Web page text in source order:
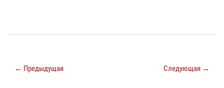
← Предыдущая Следующая →